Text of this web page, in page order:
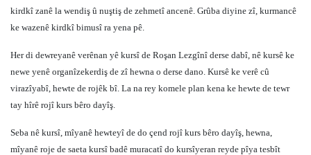
kirdkî zanê la wendiş û nuştiş de zehmetî ancenê. Grûba diyine zî, kurmancê
ke wazenê kirdkî bimusî ra yena pê.
Her di dewreyanê verênan yê kursî de Roşan Lezgînî derse dabî, nê kursê ke
newe yenê organîzekerdiş de zî hewna o derse dano. Kursê ke verê cû
virazîyabî, hewte de rojêk bî. La na rey komele plan kena ke hewte de tewr
tay hîrê rojî kurs bêro dayîş.
Seba nê kursî, mîyanê hewteyî de do çend rojî kurs bêro dayîş, hewna,
mîyanê roje de saeta kursî badê muracatî do kursîyeran reyde pîya tesbît